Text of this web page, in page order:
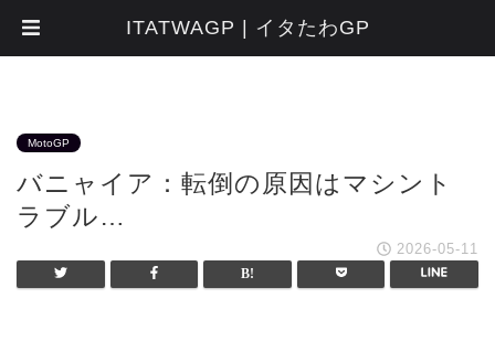
MotoGP
バニャイア：転倒の原因はマシント
ラブル…
2026-05-11
ITATWAGP | イタたわGP